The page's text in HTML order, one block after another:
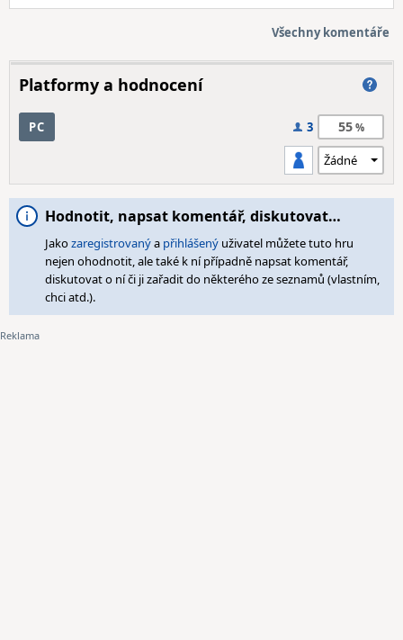
Všechny komentáře
Platformy a hodnocení
PC 3 55
Hodnotit, napsat komentář, diskutovat…
Jakozaregistrovanýa přihlášený uživatel můžete tuto hru
nejen ohodnotit, ale také k ní případně napsat komentář,
diskutovat o ní či ji zařadit do některého ze seznamů (vlastním,
chci atd.).